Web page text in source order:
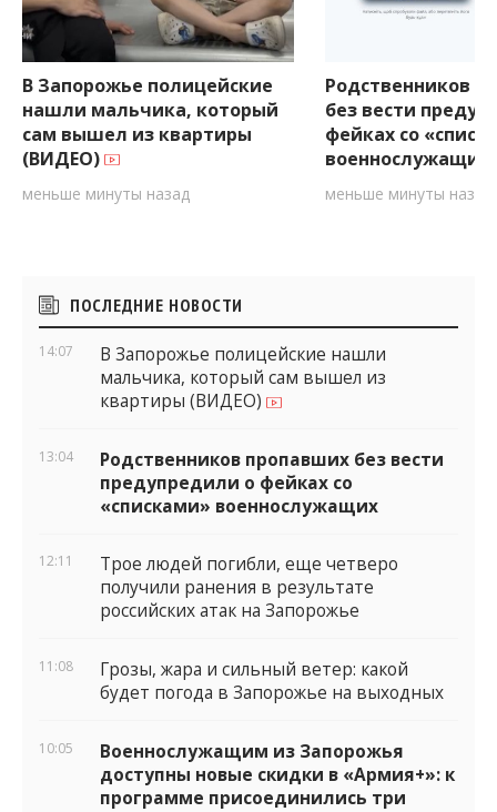
В Запорожье полицейские
нашли мальчика, который
сам вышел из квартиры
(ВИДЕО)
меньше минуты назад
Родственников
без вести
фейках со
военнослужащих
меньше минуты назад
Боковые
виджеты
ПОСЛЕДНИЕ НОВОСТИ
14:07
В Запорожье полицейские нашли
мальчика, который сам вышел из
квартиры (ВИДЕО)
13:04
Родственников пропавших без вести
предупредили о фейках со
«списками» военнослужащих
12:11
Трое людей погибли, еще четверо
получили ранения в результате
российских атак на Запорожье
11:08
Грозы, жара и сильный ветер: какой
будет погода в Запорожье на выходных
10:05
Военнослужащим из Запорожья
доступны новые скидки в «Армия+»: к
программе присоединились три